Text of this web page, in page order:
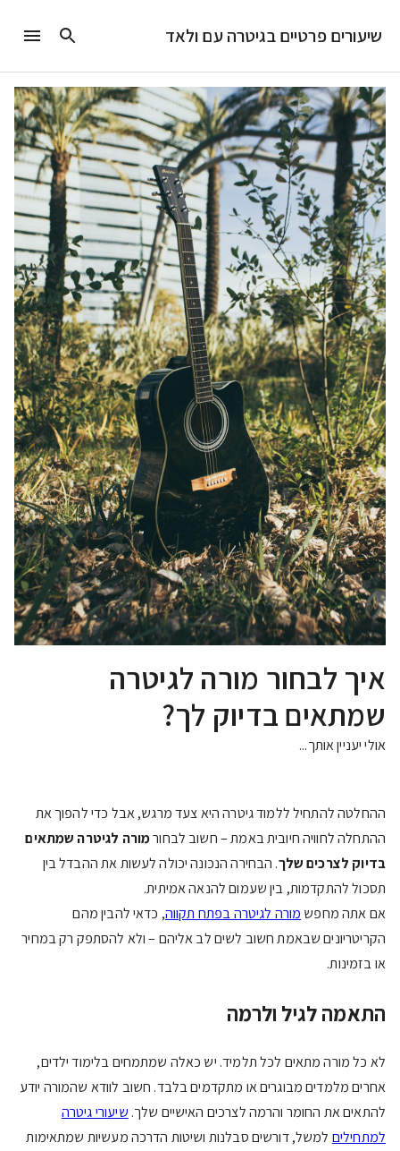
שיעורים פרטיים בגיטרה עם ולאד
איך לבחור מורה לגיטרה
שמתאים בדיוק לך?
אולי יעניין אותך...
ההחלטה להתחיל ללמוד גיטרה היא צעד מרגש, אבל כדי להפוך את
ההתחלה לחוויה חיובית באמת – חשוב לבחורמורה לגיטרה שמתאים
בדיוק לצרכים שלך. הבחירה הנכונה יכולה לעשות את ההבדל בין
תסכול להתקדמות, בין שעמום להנאה אמיתית.
אם אתה מחפש מורה לגיטרה בפתח תקווה, כדאי להבין מהם
הקריטריונים שבאמת חשוב לשים לב אליהם – ולא להסתפק רק במחיר
או בזמינות.
התאמה לגיל ולרמה
לא כל מורה מתאים לכל תלמיד. יש כאלה שמתמחים בלימוד ילדים,
אחרים מלמדים מבוגרים או מתקדמים בלבד. חשוב לוודא שהמורה יודע
להתאים את החומר והרמה לצרכים האישיים שלך. שיעורי גיטרה
למתחילים למשל, דורשים סבלנות ושיטות הדרכה מעשיות שמתאימות